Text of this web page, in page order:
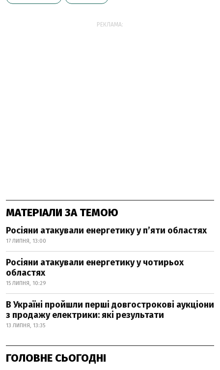
РЕКЛАМА:
МАТЕРІАЛИ ЗА ТЕМОЮ
Росіяни атакували енергетику у пʼяти областях
17 ЛИПНЯ, 13:00
Росіяни атакували енергетику у чотирьох
областях
15 ЛИПНЯ, 10:29
В Україні пройшли перші довгострокові аукціони
з продажу електрики: які результати
13 ЛИПНЯ, 13:35
ГОЛОВНЕ СЬОГОДНІ